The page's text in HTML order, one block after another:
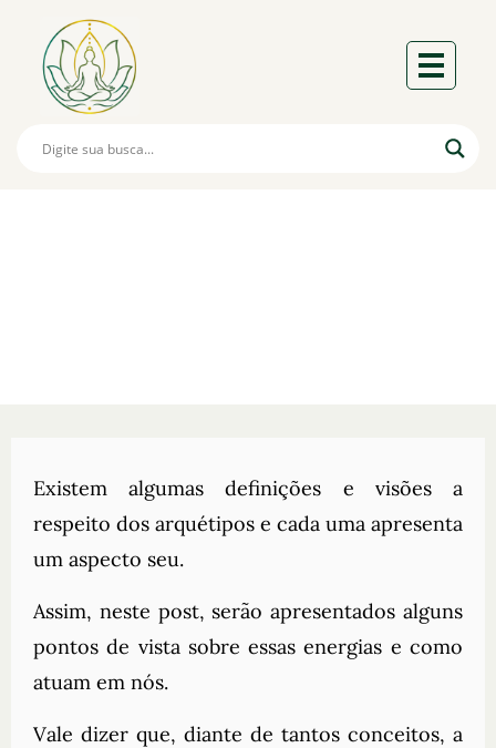
Existem algumas definições e visões a
respeito dos arquétipos e cada uma apresenta
um aspecto seu.
Assim, neste post, serão apresentados alguns
pontos de vista sobre essas energias e como
atuam em nós.
Vale dizer que, diante de tantos conceitos, a